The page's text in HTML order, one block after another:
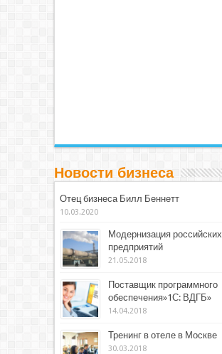
Новости бизнеса
Отец бизнеса Билл Беннетт
10.03.2020
Модернизация российских
предприятий
21.05.2018
Поставщик программного
обеспечения»1С: ВДГБ»
14.04.2018
Тренинг в отеле в Москве
30.03.2018